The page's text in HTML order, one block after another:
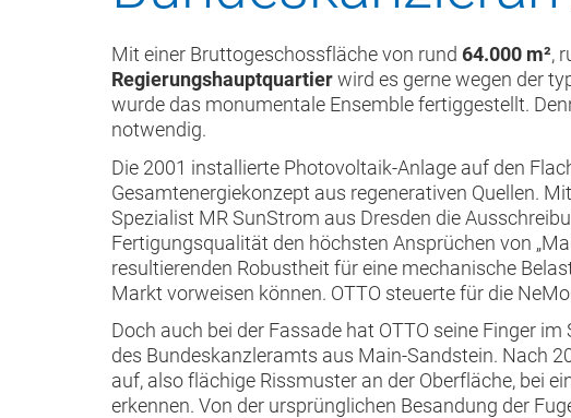
Mit einer Bruttogeschossfläche von rund 64.000 m²,
Regierungshauptquartierwird es gerne wegen der
wurde das monumentale Ensemble fertiggestellt.
notwendig.
Die 2001 installierte Photovoltaik-Anlage auf den
Gesamtenergiekonzept aus regenerativen Quellen.
Spezialist MR SunStrom aus Dresden die
Fertigungsqualität den höchsten Ansprüchen von
resultierenden Robustheit für eine mechanische
Markt vorweisen können. OTTO steuerte für die
Doch auch bei der Fassade hat OTTO seine Finger
des Bundeskanzleramts aus Main-Sandstein. Nach
auf, also flächige Rissmuster an der Oberfläche, bei
erkennen. Von der ursprünglichen Besandung der